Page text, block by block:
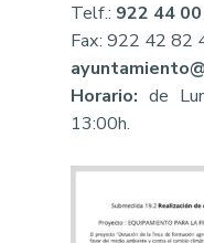
Telf.: 922 44
Fax: 922 42 82
Horario: de
13:00h.